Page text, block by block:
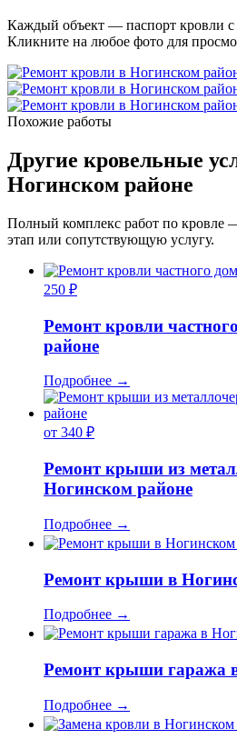
Каждый объект — паспорт кровли с
Кликните на любое фото для
Похожие работы
Другие кровельные
Ногинском районе
Полный комплекс работ по кровле
этап или сопутствующую услугу.
250 ₽
Ремонт кровли
районе
Подробнее →
от 340 ₽
Ремонт крыши из
Ногинском районе
Подробнее →
Ремонт крыши в
Подробнее →
Ремонт крыши гаража
Подробнее →